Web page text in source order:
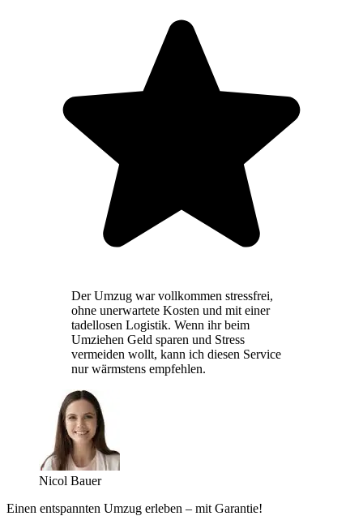
Der Umzug war vollkommen stressfrei,
ohne unerwartete Kosten und mit einer
tadellosen Logistik. Wenn ihr beim
Umziehen Geld sparen und Stress
vermeiden wollt, kann ich diesen Service
nur wärmstens empfehlen.
Nicol Bauer
Einen entspannten Umzug erleben – mit Garantie!